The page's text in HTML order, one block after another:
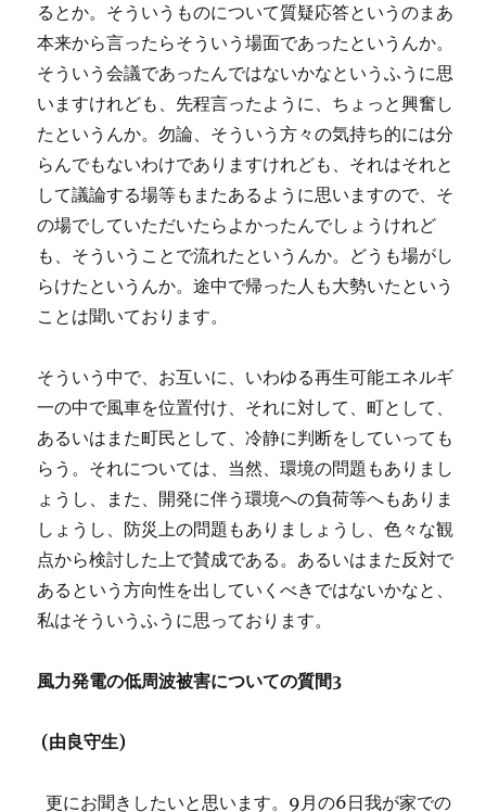
るとか。そういうものについて質疑応答というのまあ
本来から言ったらそういう場面であったというんか。
そういう会議であったんではないかなというふうに思
いますけれども、先程言ったように、ちょっと興奮し
たというんか。勿論、そういう方々の気持ち的には分
らんでもないわけでありますけれども、それはそれと
して議論する場等もまたあるように思いますので、そ
の場でしていただいたらよかったんでしょうけれど
も、そういうことで流れたというんか。どうも場がし
らけたというんか。途中で帰った人も大勢いたという
ことは聞いております。
そういう中で、お互いに、いわゆる再生可能エネルギ
一の中で風車を位置付け、それに対して、町として、
あるいはまた町民として、冷静に判断をしていっても
らう。それについては、当然、環境の問題もありまし
ょうし、また、開発に伴う環境への負荷等へもありま
しょうし、防災上の問題もありましょうし、色々な観
点から検討した上で賛成である。あるいはまた反対で
あるという方向性を出していくべきではないかなと、
私はそういうふうに思っております。
風力発電の低周波被害についての質間3
(由良守生)
更にお聞きしたいと思います。9月の6日我が家での